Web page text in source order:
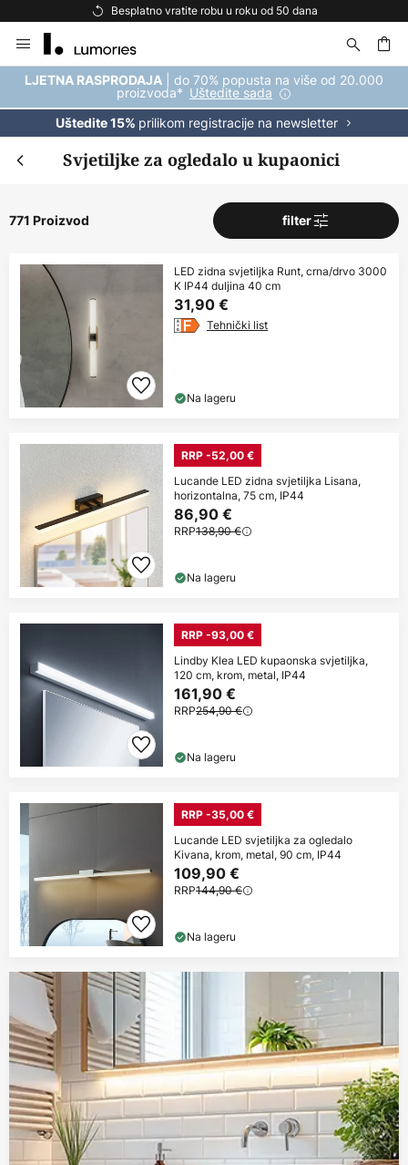
Besplatna dostava za kupnju iznad 69 €
to
Content
LJETNA RASPRODAJA | do 70% popusta na više od 20.000
proizvoda* Uštedite sada
Uštedite 15% prilikom registracije na newsletter
Svjetiljke za ogledalo u kupaonici
771 Proizvod filter
LED zidna svjetiljka Runt, crna/drvo 3000
K IP44 duljina 40 cm
31,90 €
Tehnički list
Na lageru
RRP -52,00 €
Lucande LED zidna svjetiljka Lisana,
horizontalna, 75 cm, IP44
86,90 €
RRP138,90 €
Na lageru
RRP -93,00 €
Lindby Klea LED kupaonska svjetiljka,
120 cm, krom, metal, IP44
161,90 €
RRP254,90 €
Na lageru
RRP -35,00 €
Lucande LED svjetiljka za ogledalo
Kivana, krom, metal, 90 cm, IP44
109,90 €
RRP144,90 €
Na lageru